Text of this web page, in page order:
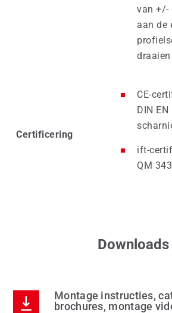
van +/-
aan de
draaien
Certificering
CE-
DIN
ift-
QM 343
Downloads
Montage instructies,
brochures, montage